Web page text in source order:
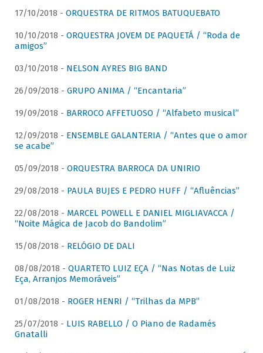
17/10/2018 - ORQUESTRA DE RITMOS BATUQUEBATO
10/10/2018 - ORQUESTRA JOVEM DE PAQUETÁ / “Roda de
amigos”
03/10/2018 - NELSON AYRES BIG BAND
26/09/2018 - GRUPO ANIMA / “Encantaria”
19/09/2018 - BARROCO AFFETUOSO / “Alfabeto musical”
12/09/2018 - ENSEMBLE GALANTERIA / “Antes que o amor
se acabe”
05/09/2018 - ORQUESTRA BARROCA DA UNIRIO
29/08/2018 - PAULA BUJES E PEDRO HUFF / “Afluências”
22/08/2018 - MARCEL POWELL E DANIEL MIGLIAVACCA /
“Noite Mágica de Jacob do Bandolim”
15/08/2018 - RELÓGIO DE DALI
08/08/2018 - QUARTETO LUIZ EÇA / “Nas Notas de Luiz
Eça, Arranjos Memoráveis”
01/08/2018 - ROGER HENRI / “Trilhas da MPB”
25/07/2018 - LUIS RABELLO / O Piano de Radamés
Gnatalli